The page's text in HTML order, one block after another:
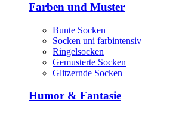
Farben und Muster
Bunte Socken
Socken uni farbintensiv
Ringelsocken
Gemusterte Socken
Glitzernde Socken
Humor & Fantasie